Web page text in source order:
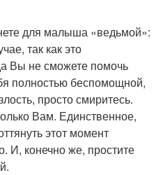
для малыша «ведьмой»:
так как это
Вы не сможете помочь
полностью беспомощной,
просто смиритесь.
Вам. Единственное,
этот момент
И, конечно же, простите